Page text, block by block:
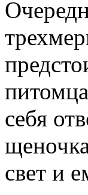
себя
свет и